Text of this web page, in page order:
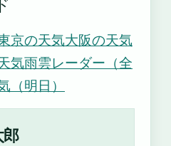
京の天気大阪の天気
気雨雲レーダー（全
（明日）
郎